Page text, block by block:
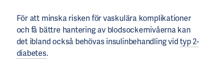
För att minska risken för vaskulära komplikationer
och få bättre hantering av blodsockernivåerna kan
det ibland också behövas insulinbehandling vidtyp 2-
diabetes.